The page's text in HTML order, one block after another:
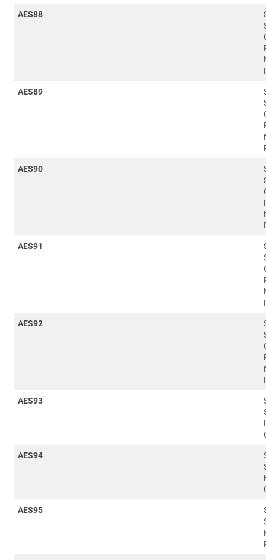
AES88
AES89
AES90
AES91
AES92
AES93
AES94
AES95